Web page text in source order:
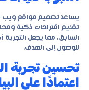
يساعد تصميم مواقع ويب
تقديم اقتراحات ذكية
السابق، مما يجعل
للوصول إلى الهدف.
تحسين تجربة
اعتمادًا على